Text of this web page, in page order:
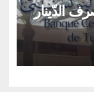
الدّينار